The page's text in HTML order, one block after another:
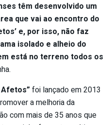
têm desenvolvido um
que vai ao encontro do
e, por isso, não faz
isolado e alheio do
está no terreno todos os
foi lançado em 2013
a melhoria da
com mais de 35 anos que